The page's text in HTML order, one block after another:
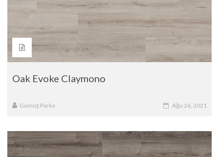
Oak Evoke Claymono
Gümüş Parke Ağu 26, 2021